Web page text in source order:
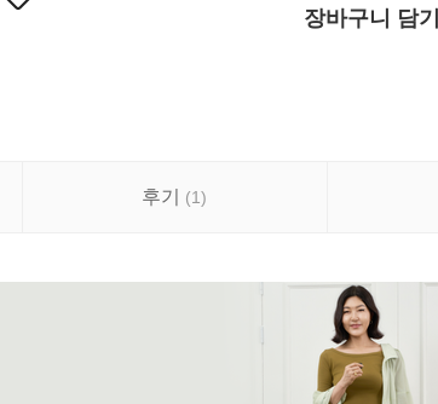
장바구니 담기
후기 (1)